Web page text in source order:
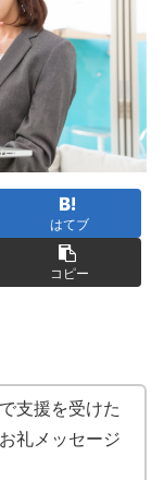
はてブ
コピー
支援を受けた
礼メッセージ